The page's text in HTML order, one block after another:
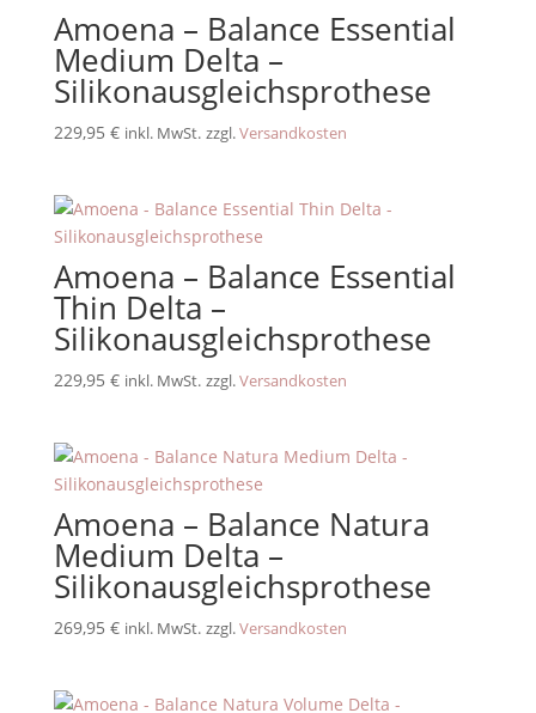
Amoena – Balance Essential
Medium Delta –
Silikonausgleichsprothese
229,95 € inkl. MwSt. zzgl.Versandkosten
Amoena – Balance Essential
Thin Delta –
Silikonausgleichsprothese
229,95 € inkl. MwSt. zzgl.Versandkosten
Amoena – Balance Natura
Medium Delta –
Silikonausgleichsprothese
269,95 € inkl. MwSt. zzgl.Versandkosten